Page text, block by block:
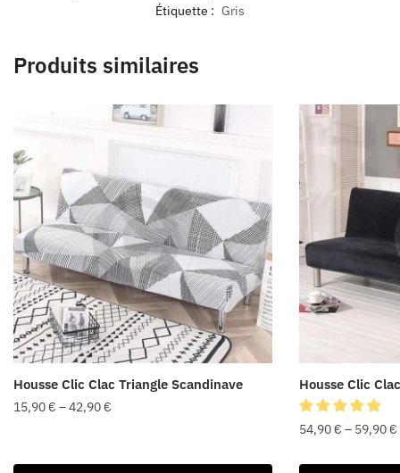
Étiquette : Gris
Produits similaires
Housse Clic Clac Triangle Scandinave
15,90€ –42,90€
Housse Clic
54,90€ – 59,90€